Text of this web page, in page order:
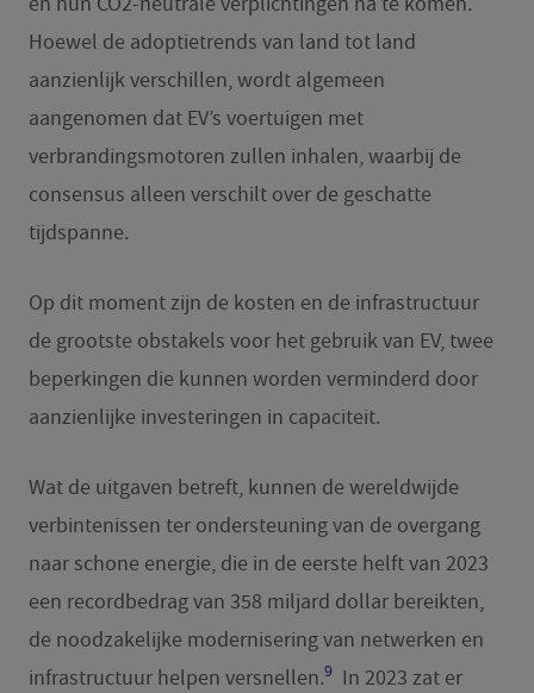
Hoewel de adoptietrends van land tot land
aanzienlijk verschillen, wordt algemeen
aangenomen dat EV’s voertuigen met
verbrandingsmotoren zullen inhalen, waarbij de
consensus alleen verschilt over de geschatte
tijdspanne.
Op dit moment zijn de kosten en de infrastructuur
de grootste obstakels voor het gebruik van EV, twee
beperkingen die kunnen worden verminderd door
aanzienlijke investeringen in capaciteit.
Wat de uitgaven betreft, kunnen de wereldwijde
verbintenissen ter ondersteuning van de overgang
naar schone energie, die in de eerste helft van 2023
een recordbedrag van 358 miljard dollar bereikten,
de noodzakelijke modernisering van netwerken en
infrastructuur helpen versnellen.9In 2023 zat er